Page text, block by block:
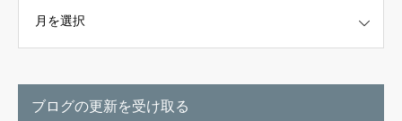
ブログの更新を受け取る